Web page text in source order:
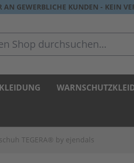
AN GEWERBLICHE KUNDEN - KEIN
durchsuchen...
TEGERA® by ejendals